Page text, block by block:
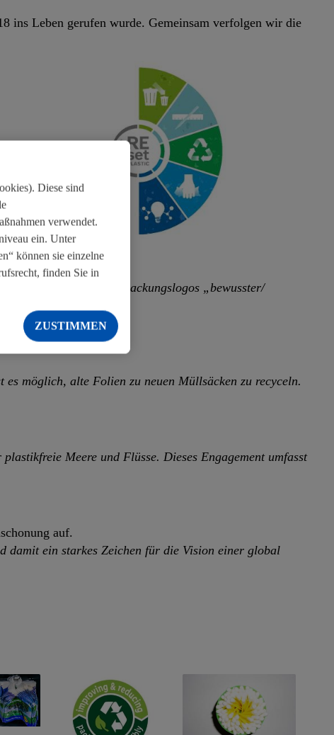
ins Leben gerufen wurde. Gemeinsam verfolgen wir die
Unsere Verpackungslogos „bewusster/
möglich, alte Folien zu neuen Müllsäcken zu recyceln.
Meere und Flüsse. Dieses Engagement umfasst
auf.
damit ein starkes Zeichen für die Vision einer global
Diese sind
verwendet.
ein. Unter
können sie einzelne
finden Sie in
ZUSTIMMEN